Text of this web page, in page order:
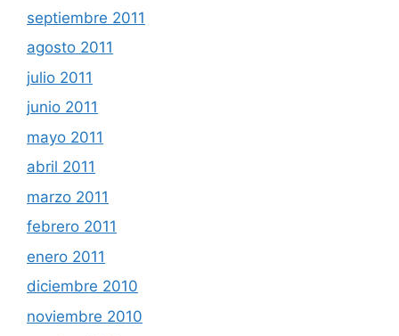
septiembre 2011
agosto 2011
julio 2011
junio 2011
mayo 2011
abril 2011
marzo 2011
febrero 2011
enero 2011
diciembre 2010
noviembre 2010